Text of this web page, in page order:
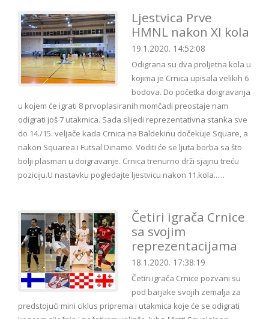
Ljestvica Prve
HMNL nakon XI kola
19.1.2020. 14:52:08
Odigrana su dva proljetna kola u
kojima je Crnica upisala velikih 6
bodova. Do početka doigravanja
u kojem će igrati 8 prvoplasiranih momčadi preostaje nam
odigrati još 7 utakmica. Sada slijedi reprezentativna stanka sve
do 14./15. veljače kada Crnica na Baldekinu dočekuje Square, a
nakon Squarea i Futsal Dinamo. Voditi će se ljuta borba sa što
bolji plasman u doigravanje. Crnica trenurno drži sjajnu treću
poziciju.U nastavku pogledajte ljestvicu nakon 11.kola......
Četiri igrača Crnice
sa svojim
reprezentacijama
18.1.2020. 17:38:19
Četiri igrača Crnice pozvani su
pod barjake svojih zemalja za
predstojući mini ciklus priprema i utakmica koje će se odigrati